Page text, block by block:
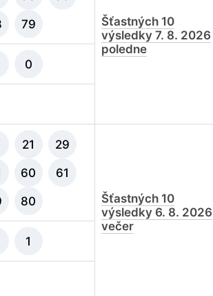
79
Šťastných 10
výsledky 7. 8. 2026
poledne
0
21 29
60 61
80
Šťastných 10
výsledky 6. 8. 2026
večer
1